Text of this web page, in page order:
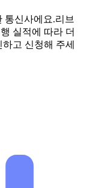
통신사에요.리브
실적에 따라 더
고 신청해 주세